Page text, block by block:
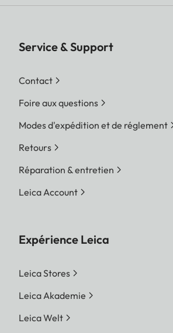
Service & Support
Contact
Foire aux questions
Modes d'expédition et de réglement
Retours
Réparation & entretien
Leica Account
Expérience Leica
Leica Stores
Leica Akademie
Leica Welt